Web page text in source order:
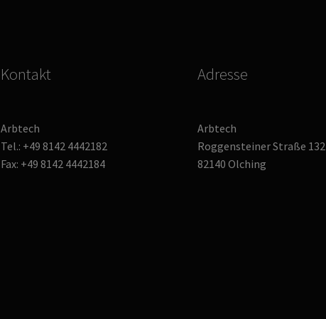
Kontakt
Arbtech
Tel.: +49 8142 4442182
Fax: +49 8142 4442184
Adresse
Arbtech
Roggensteiner Straße 132
82140 Olching